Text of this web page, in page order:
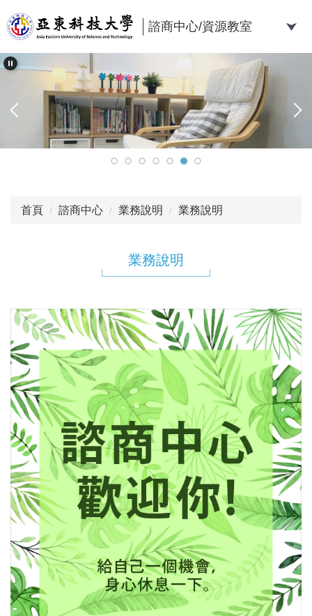
到
主
要
內
諮商中心/資源教室
首頁 諮商中心 業務說明 業務說明
業務說明